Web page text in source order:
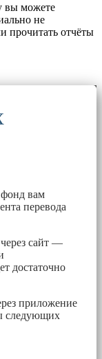
вы можете
не
прочитать отчёты
вам
перевода
сайт —
достаточно
приложение
следующих